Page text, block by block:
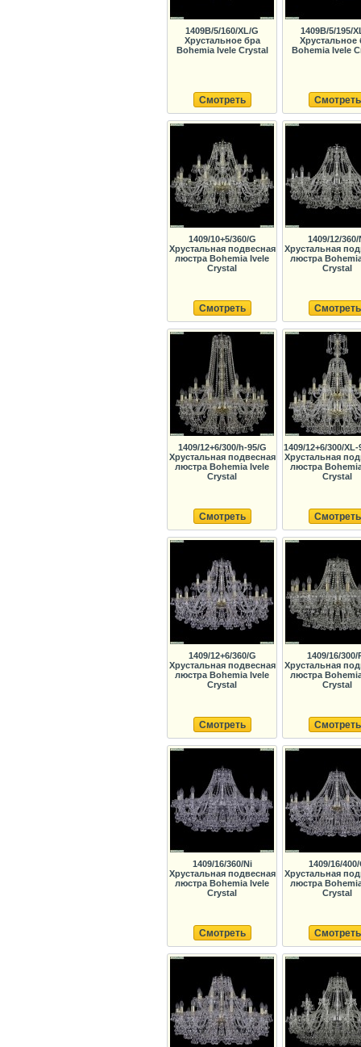
1409B/5/160/XL/G
Хрустальное бра
Bohemia Ivele Crystal
Смотреть
1409B/5/195/
Хрустальное
Bohemia Ivele
Смотреть
1409/10+5/360/G
Хрустальная подвесная
люстра Bohemia Ivele
Crystal
Смотреть
1409/12/360/
Хрустальная
люстра
Crystal
Смотреть
1409/12+6/300/h-95/G
Хрустальная подвесная
люстра Bohemia Ivele
Crystal
Смотреть
1409/12+6/300/
Хрустальная
люстра
Crystal
Смотреть
1409/12+6/360/G
Хрустальная подвесная
люстра Bohemia Ivele
Crystal
Смотреть
1409/16/300/
Хрустальная
люстра
Crystal
Смотреть
1409/16/360/Ni
Хрустальная подвесная
люстра Bohemia Ivele
Crystal
Смотреть
1409/16/400/
Хрустальная
люстра
Crystal
Смотреть